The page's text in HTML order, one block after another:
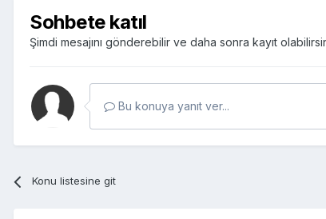
Sohbete katıl
Şimdi mesajını gönderebilir ve daha sonra kayıt
Bu konuya yanıt ver...
Konu listesine git